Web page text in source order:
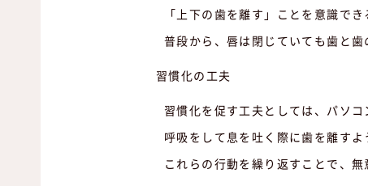
「上下の歯を離す」ことを意識で
普段から、唇は閉じていても歯と
習慣化の工夫
習慣化を促す工夫としては、パソ
呼吸をして息を吐く際に歯を離すよ
これらの行動を繰り返すことで、